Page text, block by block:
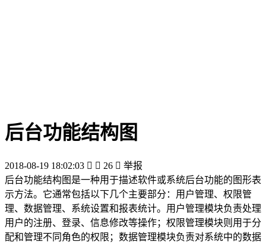
后台功能结构图
2018-08-19 18:02:03   26  举报
后台功能结构图是一种用于描述软件或系统后台功能的图形表
示方法。它通常包括以下几个主要部分：用户管理、权限管
理、数据管理、系统设置和报表统计。用户管理模块负责处理
用户的注册、登录、信息修改等操作；权限管理模块则用于分
配和管理不同角色的权限；数据管理模块负责对系统中的数据